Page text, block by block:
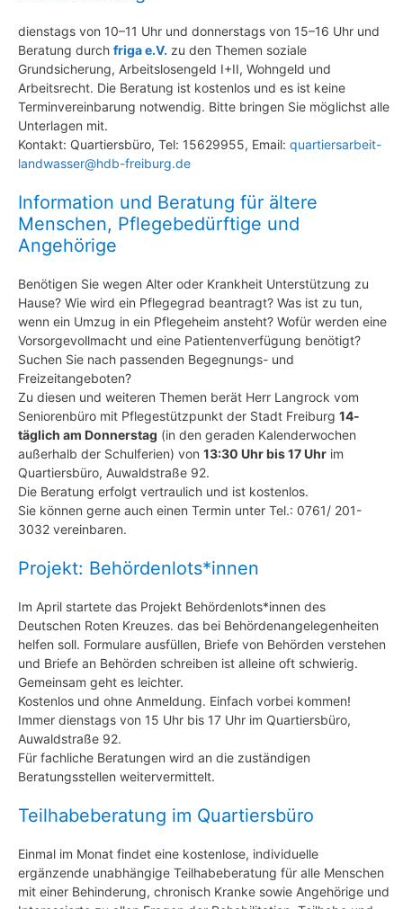
dienstags von 10–11 Uhr und donnerstags von 15–16 Uhr und
Beratung durch friga e.V. zu den Themen soziale
Grundsicherung, Arbeitslosengeld I+II, Wohngeld und
Arbeitsrecht. Die Beratung ist kostenlos und es ist keine
Terminvereinbarung notwendig. Bitte bringen Sie möglichst alle
Unterlagen mit.
Kontakt: Quartiersbüro, Tel: 15629955, Email: quartiersarbeit-
landwasser@hdb-freiburg.de
Information und Beratung für ältere
Menschen, Pflegebedürftige und
Angehörige
Benötigen Sie wegen Alter oder Krankheit Unterstützung zu
Hause? Wie wird ein Pflegegrad beantragt? Was ist zu tun,
wenn ein Umzug in ein Pflegeheim ansteht? Wofür werden eine
Vorsorgevollmacht und eine Patientenverfügung benötigt?
Suchen Sie nach passenden Begegnungs- und
Freizeitangeboten?
Zu diesen und weiteren Themen berät Herr Langrock vom
Seniorenbüro mit Pflegestützpunkt der Stadt Freiburg 14-
täglich am Donnerstag (in den geraden Kalenderwochen
außerhalb der Schulferien) von 13:30 Uhr bis 17 Uhr im
Quartiersbüro, Auwaldstraße 92.
Die Beratung erfolgt vertraulich und ist kostenlos.
Sie können gerne auch einen Termin unter Tel.: 0761/ 201-
3032 vereinbaren.
Projekt: Behördenlots*innen
Im April startete das Projekt Behördenlots*innen des
Deutschen Roten Kreuzes. das bei Behördenangelegenheiten
helfen soll. Formulare ausfüllen, Briefe von Behörden verstehen
und Briefe an Behörden schreiben ist alleine oft schwierig.
Gemeinsam geht es leichter.
Kostenlos und ohne Anmeldung. Einfach vorbei kommen!
Immer dienstags von 15 Uhr bis 17 Uhr im Quartiersbüro,
Auwaldstraße 92.
Für fachliche Beratungen wird an die zuständigen
Beratungsstellen weitervermittelt.
Teilhabeberatung im Quartiersbüro
Einmal im Monat findet eine kostenlose, individuelle
ergänzende unabhängige Teilhabeberatung für alle Menschen
mit einer Behinderung, chronisch Kranke sowie Angehörige und